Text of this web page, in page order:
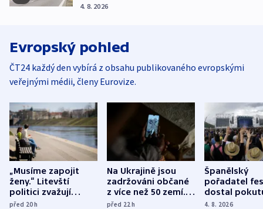
4. 8. 2026
Evropský pohled
ČT24 každý den vybírá z obsahu publikovaného evropskými
veřejnými médii, členy Eurovize.
„Musíme zapojit
ženy.“ Litevští
politici zvažují
dohodu o
před 20h
Na Ukrajině jsou
zadržováni občané
z více než 50 zemí.
Bojovali na straně
před 22h
Španělský
pořadatel
dostal
nekalé
4. 8. 2026